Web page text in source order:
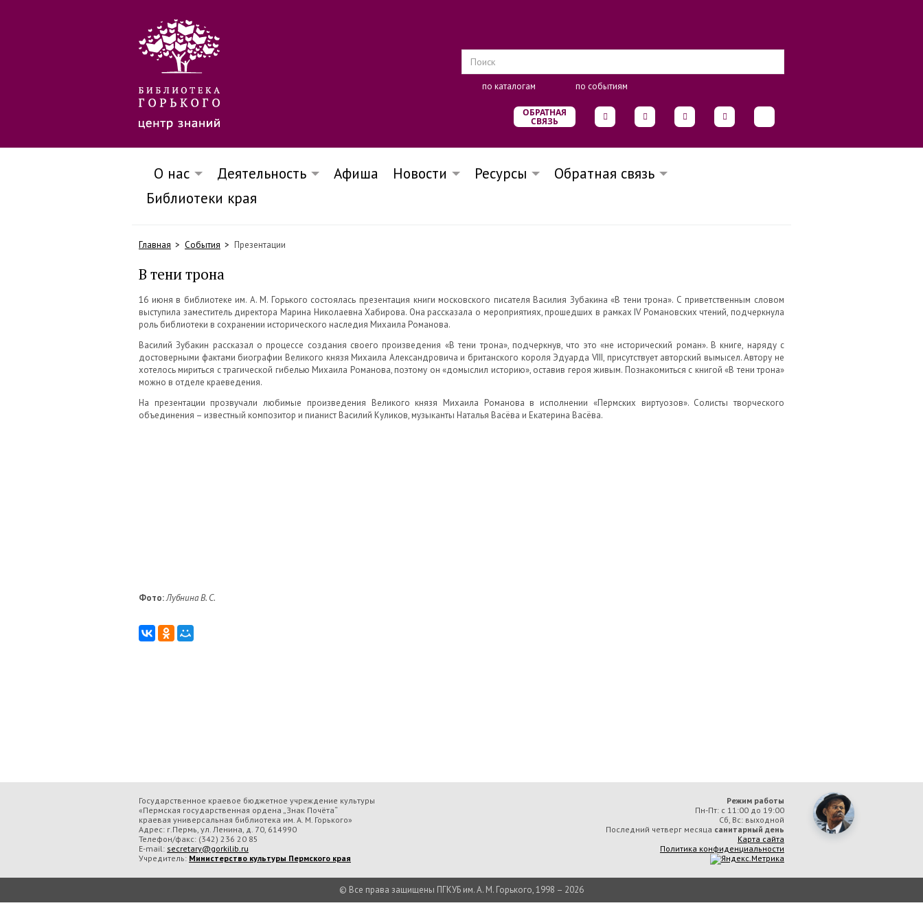
по каталогам по событиям
ОБРАТНАЯ
СВЯЗЬ
О нас Деятельность Афиша Новости Ресурсы
Обратная связь
Библиотеки края
Главная События Презентации
В тени трона
16 июня в библиотеке им. А. М. Горького состоялась презентация книги московского писателя Василия Зубакина «В тени трона». С приветственным словом
выступила заместитель директора Марина Николаевна Хабирова. Она рассказала о мероприятиях, прошедших в рамках IV Романовских чтений, подчеркнула
роль библиотеки в сохранении исторического наследия Михаила Романова.
Василий Зубакин рассказал о процессе создания своего произведения «В тени трона», подчеркнув, что это «не исторический роман». В книге, наряду с
достоверными фактами биографии Великого князя Михаила Александровича и британского короля Эдуарда VIII, присутствует авторский вымысел. Автору не
хотелось мириться с трагической гибелью Михаила Романова, поэтому он «домыслил историю», оставив героя живым. Познакомиться с книгой «В тени трона»
можно в отделе краеведения.
На презентации прозвучали любимые произведения Великого князя Михаила Романова в исполнении «Пермских виртуозов». Солисты творческого
объединения – известный композитор и пианист Василий Куликов, музыканты Наталья Васёва и Екатерина Васёва.
Фото:Лубнина В. С.
Государственное краевое бюджетное учреждение культуры
«Пермская государственная ордена „Знак Почёта“
краевая универсальная библиотека им. А. М. Горького»
Адрес: г.Пермь, ул. Ленина, д. 70, 614990
Телефон/факс: (342) 236 20 85
E-mail: secretary@gorkilib.ru
Учредитель: Министерство культуры Пермского края
Режим работы
Пн-Пт: с 11:00 до 19:00
Сб, Вс: выходной
Последний четверг месяца санитарный день
Карта сайта
Политика конфиденциальности
© Все права защищены ПГКУБ им. А. М. Горького, 1998 – 2026
Во время посещения сайта Государственное краевое бюджетное учреждение культуры «Пермская государственная ордена „Знак Почёта“ краевая универсальная библиотека им. А. М. Горького» вы соглашаетесь с тем, что мы
обрабатываем данные с использованием метрических программ.